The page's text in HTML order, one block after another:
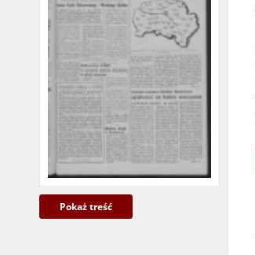
Pokaż treść